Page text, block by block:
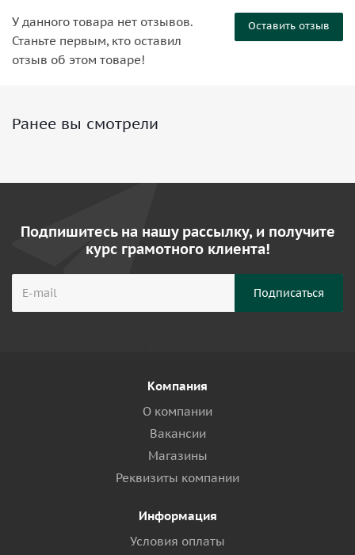
Оставить отзыв
У данного товара нет отзывов.
Станьте первым, кто оставил
отзыв об этом товаре!
Ранее вы смотрели
Подпишитесь на нашу рассылку, и получите
курс грамотного клиента!
Компания
О компании
Вакансии
Магазины
Реквизиты компании
Информация
Условия оплаты